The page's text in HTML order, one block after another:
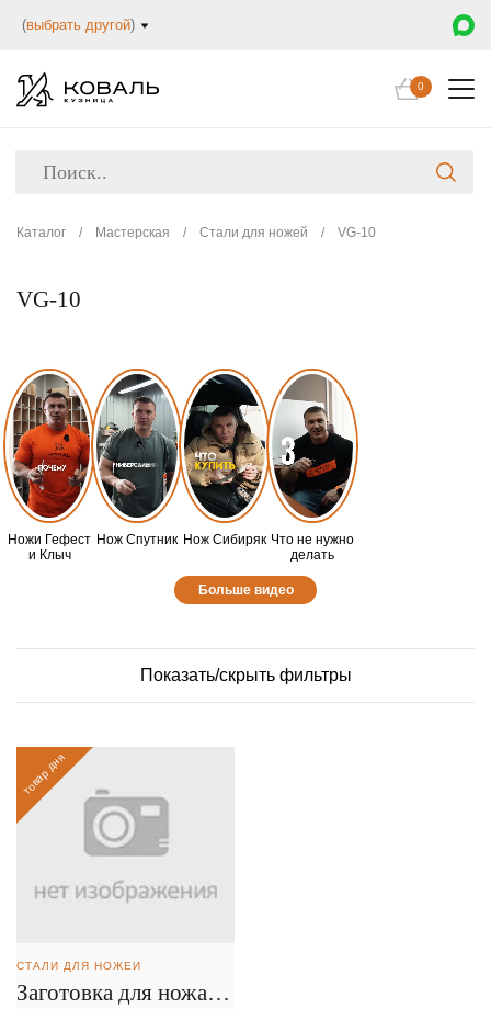
(выбрать другой)
0
Каталог / Мастерская / Стали для ножей / VG-10
VG-10
Ножи Гефест
и Клыч
Нож Спутник Нож Сибиряк Что не нужно
делать
Больше видео
Показать/скрыть фильтры
товар дня
СТАЛИ ДЛЯ НОЖЕЙ
Заготовка для ножа из